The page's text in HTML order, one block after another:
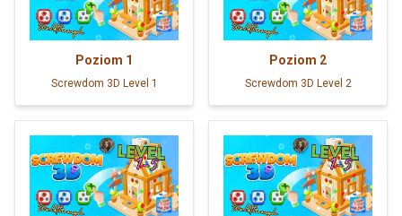
Poziom 1
Screwdom 3D Level 1
Poziom 2
Screwdom 3D Level 2